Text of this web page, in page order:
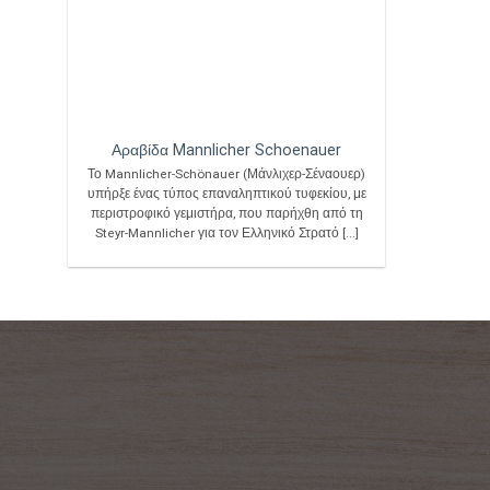
Αραβίδα Mannlicher Schoenauer
Το Mannlicher-Schönauer (Μάνλιχερ-Σέναουερ)
υπήρξε ένας τύπος επαναληπτικού τυφεκίου, με
περιστροφικό γεμιστήρα, που παρήχθη από τη
Steyr-Mannlicher για τον Ελληνικό Στρατό [...]